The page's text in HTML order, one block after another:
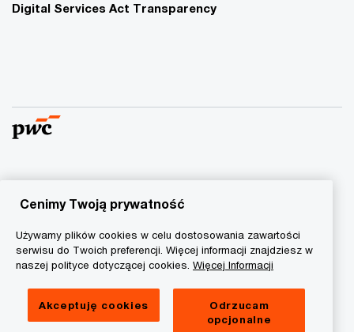
Digital Services Act Transparency
© 2015 - 2026 PwC. Wszelkie prawa zastrzeżone. Nazwa
PwC odnosi się do firm wchodzących w skład sieci PwC, z
informacji na stroniewww.pwc.com/structure.
Informacja o ciasteczkach
Informacja prawna
Cenimy Twoją prywatność
Używamy plików cookies w celu dostosowania zawartości
serwisu do Twoich preferencji. Więcej informacji znajdziesz w
naszej polityce dotyczącej cookies. Więcej Informacji
Akceptuję cookies
Odrzucam
opcjonalne